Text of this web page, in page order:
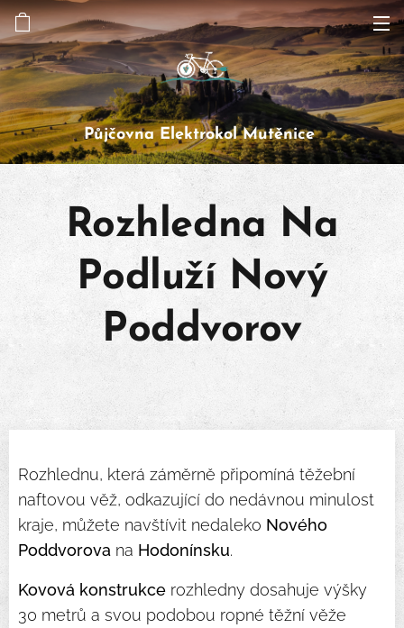
Půjčovna Elektrokol Mutěnice
Rozhledna Na
Podluží Nový
Poddvorov
Rozhlednu, která záměrně připomíná těžební
naftovou věž, odkazující do nedávnou minulost
kraje, můžete navštívit nedaleko Nového
Poddvorova na Hodonínsku.
Kovová konstrukce rozhledny dosahuje výšky
30 metrů a svou podobou ropné těžní věže